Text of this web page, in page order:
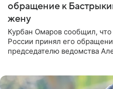
обращение к
жену
Курбан Омаров сообщил,
России принял его
председателю ведомства